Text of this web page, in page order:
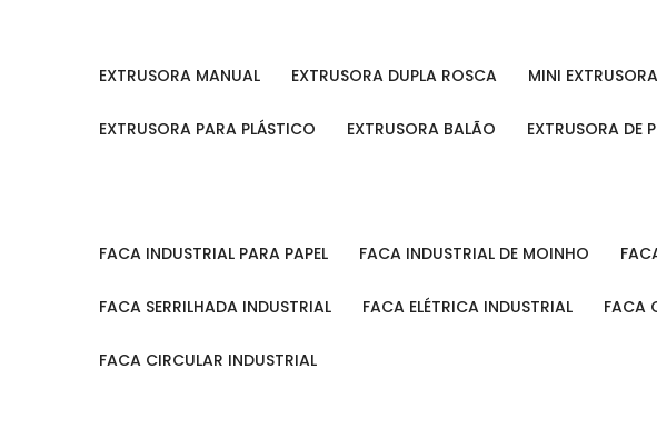
EXTRUSORA MANUAL EXTRUSORA DUPLA ROSCA MINI EXTRUSORA
EXTRUSORA PARA PLÁSTICO EXTRUSORA BALÃO EXTRUSORA DE
FACA INDUSTRIAL PARA PAPEL FACA INDUSTRIAL DE MOINHO
FACA SERRILHADA INDUSTRIAL FACA ELÉTRICA INDUSTRIAL FACA
FACA CIRCULAR INDUSTRIAL